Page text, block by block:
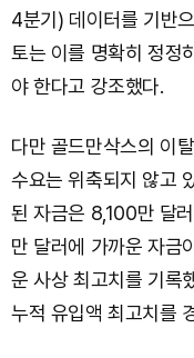
4분기) 데이터를 기반
토는 이를 명확히 정정
야 한다고 강조했다.
다만 골드만삭스의 이
수요는 위축되지 않고
된 자금은 8,100만 달
만 달러에 가까운 자금
운 사상 최고치를 기록
누적 유입액 최고치를